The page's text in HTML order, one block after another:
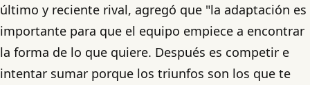
último y reciente rival, agregó que "la adaptación es
importante para que el equipo empiece a encontrar
la forma de lo que quiere. Después es competir e
intentar sumar porque los triunfos son los que te